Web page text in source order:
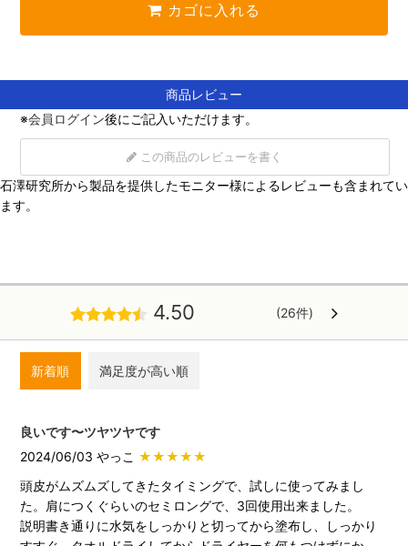
カゴに入れる
商品レビュー
※会員ログイン後にご記入いただけます。
この商品のレビューを書く
石澤研究所から製品を提供したモニター様によるレビューも含まれてい
ます。
4.50 (26件)
新着順 満足度が高い順
良いです〜ツヤツヤです
2024/06/03 やっこ ★★★★★
頭皮がムズムズしてきたタイミングで、試しに使ってみまし
た。肩につくぐらいのセミロングで、3回使用出来ました。
説明書き通りに水気をしっかりと切ってから塗布し、しっかり